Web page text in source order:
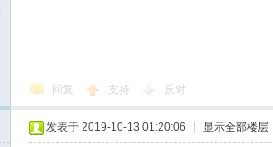
回复 支持 反对
发表于 2019-10-13 01:20:06 显示全部楼层